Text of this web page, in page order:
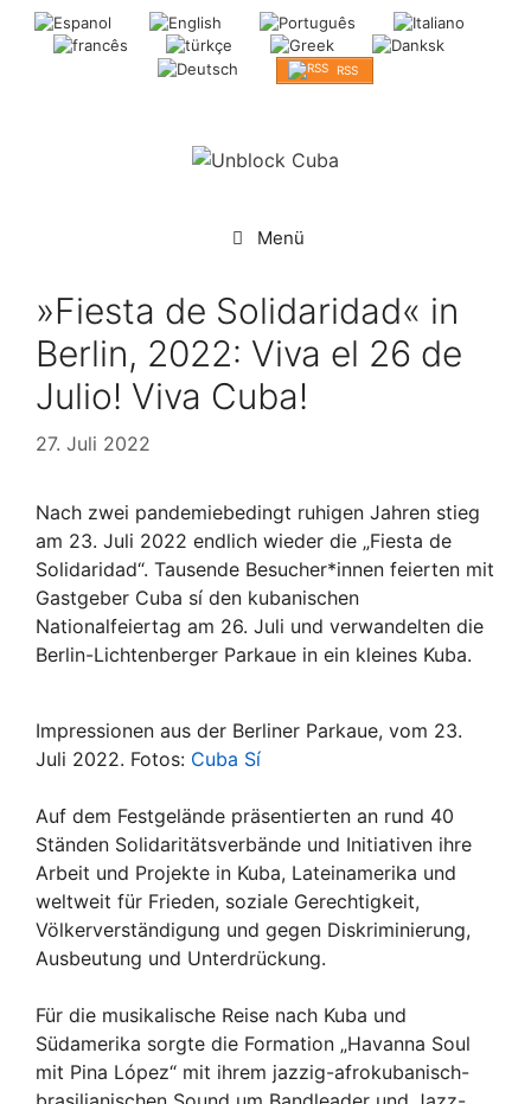
Springe
RSS
Menü
»Fiesta de Solidaridad« in
Berlin, 2022: Viva el 26 de
Julio! Viva Cuba!
27. Juli 2022
Nach zwei pandemiebedingt ruhigen Jahren stieg
am 23. Juli 2022 endlich wieder die „Fiesta de
Solidaridad“. Tausende Besucher*innen feierten mit
Gastgeber Cuba sí den kubanischen
Nationalfeiertag am 26. Juli und verwandelten die
Berlin-Lichtenberger Parkaue in ein kleines Kuba.
Impressionen aus der Berliner Parkaue, vom 23.
Juli 2022. Fotos: Cuba Sí
Auf dem Festgelände präsentierten an rund 40
Ständen Solidaritätsverbände und Initiativen ihre
Arbeit und Projekte in Kuba, Lateinamerika und
weltweit für Frieden, soziale Gerechtigkeit,
Völkerverständigung und gegen Diskriminierung,
Ausbeutung und Unterdrückung.
Für die musikalische Reise nach Kuba und
Südamerika sorgte die Formation „Havanna Soul
mit Pina López“ mit ihrem jazzig-afrokubanisch-